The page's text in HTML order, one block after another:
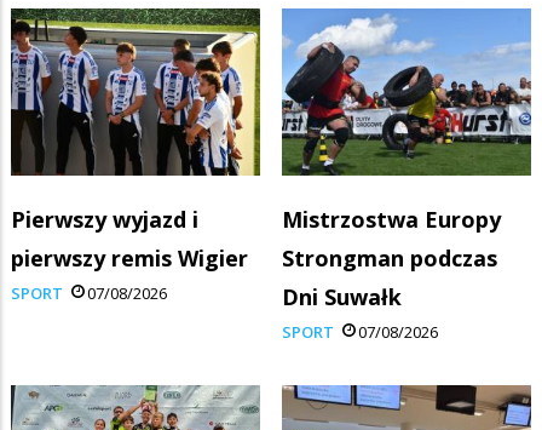
Pierwszy wyjazd i
pierwszy remis Wigier
SPORT 07/08/2026
Mistrzostwa Europy
Strongman podczas
Dni Suwałk
SPORT 07/08/2026